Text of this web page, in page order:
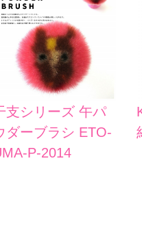
支シリーズ 午パ
ダーブラシ ETO-
P-2014